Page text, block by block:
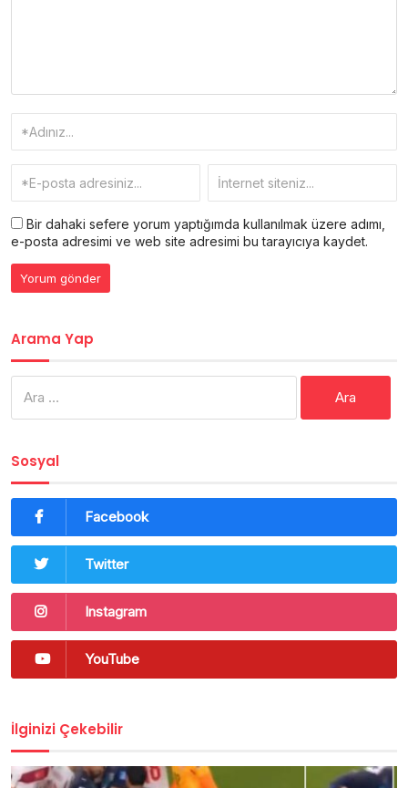
Bir dahaki sefere yorum yaptığımda kullanılmak üzere adımı,
e-posta adresimi ve web site adresimi bu tarayıcıya kaydet.
Arama Yap
Sosyal
Facebook
Twitter
Instagram
YouTube
İlginizi Çekebilir